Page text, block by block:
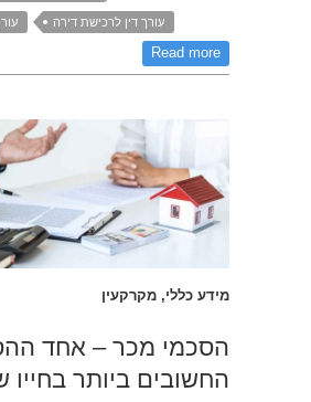
עורך דין לרכישת דירה
Read more
מידע כללי, מקרקעין
הסכמי מכר – אחד
החשובים ביותר